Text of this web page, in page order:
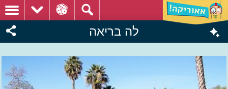
לה בריאה